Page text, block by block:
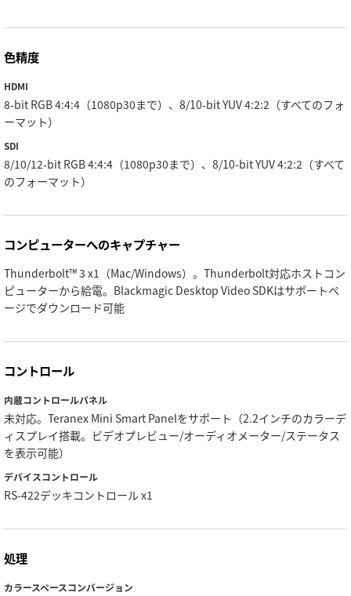
色精度
HDMI
8-bit RGB 4:4:4（1080p30まで）、8/10-bit YUV 4:2:2（すべてのフォ
ーマット）
SDI
8/10/12-bit RGB 4:4:4（1080p30まで）、8/10-bit YUV 4:2:2（すべて
のフォーマット）
コンピューターへのキャプチャー
Thunderbolt™ 3 x1（Mac/Windows）。Thunderbolt対応ホストコン
ピューターから給電。Blackmagic Desktop Video SDKはサポートペ
ージでダウンロード可能
コントロール
内蔵コントロールパネル
未対応。Teranex Mini Smart Panelをサポート（2.2インチのカラーデ
ィスプレイ搭載。ビデオプレビュー/オーディオメーター/ステータス
を表示可能）
デバイスコントロール
RS-422デッキコントロール x1
処理
カラースペースコンバージョン